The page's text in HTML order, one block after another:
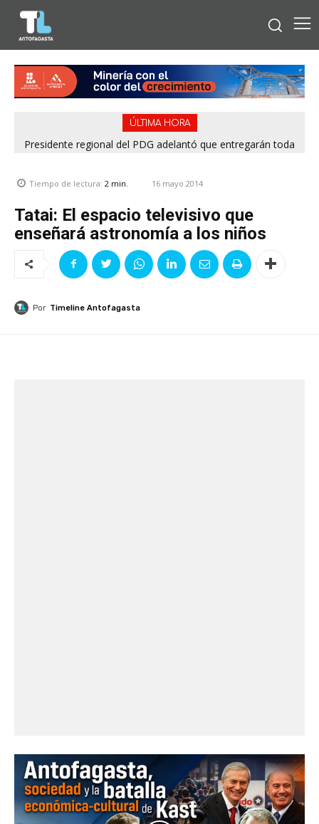
ÚLTIMA HORA
Presidente regional del PDG adelantó que entregarán toda
Tiempo de lectura: 2 min. 16 mayo 2014
Tatai: El espacio televisivo que
enseñará astronomía a los niños
Por Timeline Antofagasta